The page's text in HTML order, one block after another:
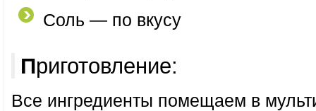
Соль — по вкусу
Приготовление:
Все ингредиенты помещаем в